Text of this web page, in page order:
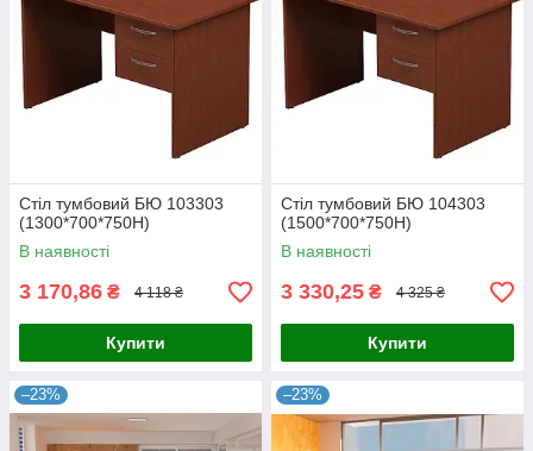
Стіл тумбовий БЮ 103303
(1300*700*750Н)
В наявності
3 170,86 ₴ 4 118 ₴
Купити
Стіл тумбовий БЮ 104303
(1500*700*750Н)
В наявності
3 330,25 ₴ 4 325 ₴
Купити
–23% –23%